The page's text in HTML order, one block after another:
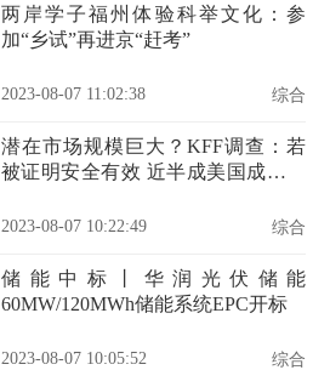
两岸学子福州体验科举文化：参
加“乡试”再进京“赶考”
2023-08-07 11:02:38 综合
潜在市场规模巨大？KFF调查：若
被证明安全有效 近半成美国成年人
2023-08-07 10:22:49 综合
储能中标丨华润光伏储能
60MW/120MWh储能系统EPC开标
2023-08-07 10:05:52 综合